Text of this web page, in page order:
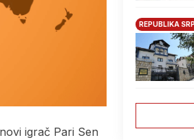
igrač Pari Sen
REPUBLIKA